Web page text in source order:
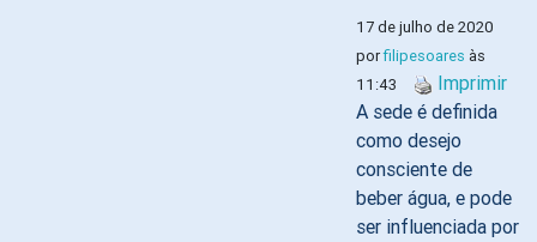
17 de julho de 2020
porfilipesoares às
11:43
Imprimir
A sede é definida
como desejo
consciente de
beber água, e pode
ser influenciada por